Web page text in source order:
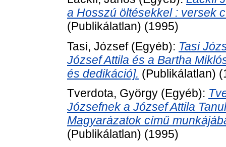
a Hosszú öltésekkel : versek
(Publikálatlan) (1995)
Tasi, József(Egyéb): Tasi
József Attila és a Bartha
és dedikáció]. (Publikálatlan)
Tverdota, György (Egyéb):
Józsefnek a József Attila
Magyarázatok című
(Publikálatlan) (1995)